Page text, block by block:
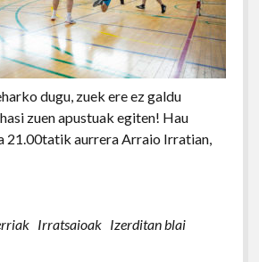
dugu, zuek ere ez galdu
zuen apustuak egiten! Hau
21.00tatik aurrera Arraio Irratian,
Irratsaioak Izerditan blai